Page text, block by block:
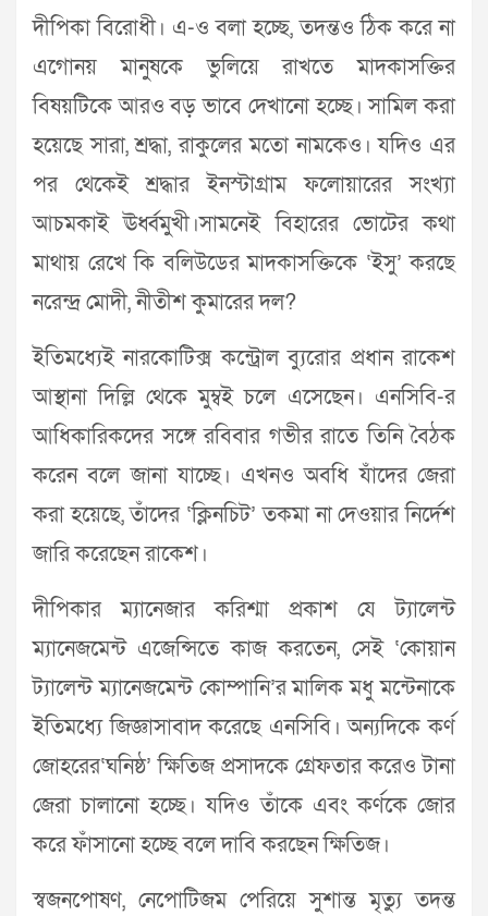
দীপিকা বিরোধী। এ-ও বলা হচ্ছে, তদন্তও ঠিক করে না
এগোনয় মানুষকে ভুলিয়ে রাখতে মাদকাসক্তির
বিষয়টিকে আরও বড় ভাবে দেখানো হচ্ছে। সামিল করা
হয়েছে সারা, শ্রদ্ধা, রাকুলের মতো নামকেও। যদিও এর
পর থেকেই শ্রদ্ধার ইনস্টাগ্রাম ফলোয়ারের সংখ্যা
আচমকাই ঊর্ধ্বমুখী।সামনেই বিহারের ভোটের কথা
মাথায় রেখে কি বলিউডের মাদকাসক্তিকে ‘ইসু’ করছে
নরেন্দ্র মোদী, নীতীশ কুমারের দল?
ইতিমধ্যেই নারকোটিক্স কন্ট্রোল ব্যুরোর প্রধান রাকেশ
আস্থানা দিল্লি থেকে মুম্বই চলে এসেছেন। এনসিবি-র
আধিকারিকদের সঙ্গে রবিবার গভীর রাতে তিনি বৈঠক
করেন বলে জানা যাচ্ছে। এখনও অবধি যাঁদের জেরা
করা হয়েছে, তাঁদের ‘ক্লিনচিট’ তকমা না দেওয়ার নির্দেশ
জারি করেছেন রাকেশ।
দীপিকার ম্যানেজার করিশ্মা প্রকাশ যে ট্যালেন্ট
ম্যানেজমেন্ট এজেন্সিতে কাজ করতেন, সেই ‘কোয়ান
ট্যালেন্ট ম্যানেজমেন্ট কোম্পানি’র মালিক মধু মন্টেনাকে
ইতিমধ্যে জিজ্ঞাসাবাদ করেছে এনসিবি। অন্যদিকে কর্ণ
জোহরের‘ঘনিষ্ঠ’ ক্ষিতিজ প্রসাদকে গ্রেফতার করেও টানা
জেরা চালানো হচ্ছে। যদিও তাঁকে এবং কর্ণকে জোর
করে ফাঁসানো হচ্ছে বলে দাবি করছেন ক্ষিতিজ।
স্বজনপোষণ, নেপোটিজম পেরিয়ে সুশান্ত মৃত্যু তদন্ত